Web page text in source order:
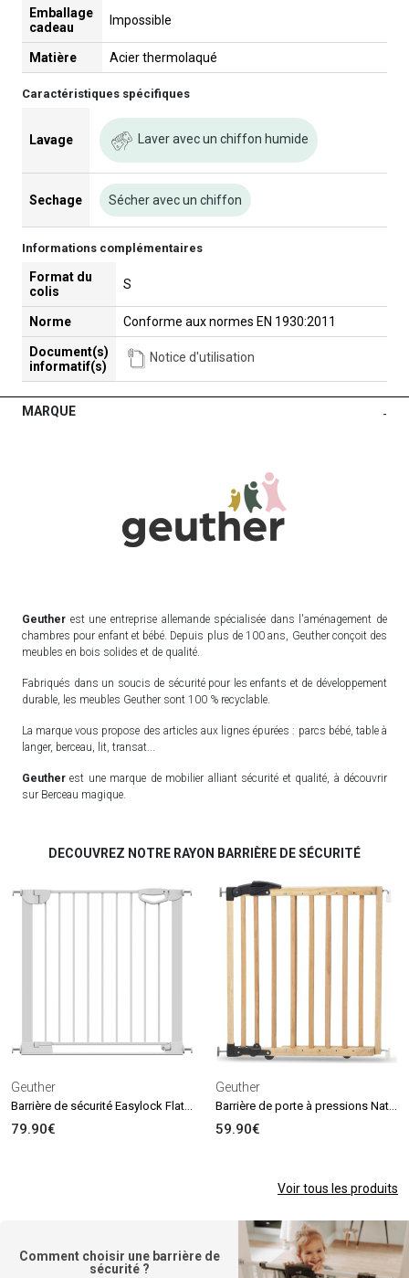
Emballage
cadeau
Impossible
Matière Acier thermolaqué
Caractéristiques spécifiques
Lavage Laver avec un chiffon humide
Sechage Sécher avec un chiffon
Informations complémentaires
Format du
colis
S
Norme Conforme aux normes EN 1930:2011
Document(s)
informatif(s)
Notice d'utilisation
MARQUE -
Geuther est une entreprise allemande spécialisée dans l'aménagement de
chambres pour enfant et bébé. Depuis plus de 100 ans, Geuther conçoit des
meubles en bois solides et de qualité.
Fabriqués dans un soucis de sécurité pour les enfants et de développement
durable, les meubles Geuther sont 100 % recyclable.
La marque vous propose des articles aux lignes épurées : parcs bébé, table à
langer, berceau, lit, transat...
Geuther est une marque de mobilier alliant sécurité et qualité, à découvrir
sur Berceau magique.
DECOUVREZ NOTRE RAYON BARRIÈRE DE SÉCURITÉ
Geuther
79.90€
Geuther
59.90€
Voir tous les produits
Comment choisir une barrière de
sécurité ?